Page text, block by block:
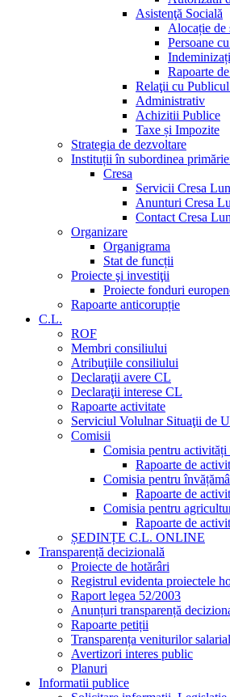
Asistenţă Socială
Alocație de
Persoane
Rapoarte
Relaţii cu
Administrativ
Achizitii Publice
Taxe și Impozite
Strategia de dezvoltare
Instituții în subordinea
Cresa
Servicii Cresa
Anunturi Cresa
Contact Cresa
Organizare
Organigrama
Stat de funcții
Proiecte şi investiţii
Proiecte fonduri
Rapoarte anticorupție
C.L.
ROF
Membri consiliului
Atribuţiile consiliului
Declaraţii avere CL
Declaraţii interese CL
Rapoarte activitate
Serviciul Volulnar Situaţii de
Comisii
Comisia pentru
Rapoarte de
Comisia pentru
Rapoarte de
Comisia pentru
Rapoarte de
ȘEDINȚE C.L. ONLINE
Transparență decizională
Proiecte de hotărâri
Registrul evidenta proiectele
Raport legea 52/2003
Anunțuri transparență
Rapoarte petiții
Transparența veniturilor
Avertizori interes public
Planuri
Informatii publice